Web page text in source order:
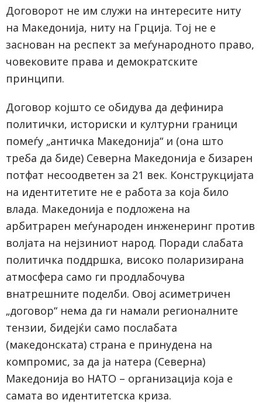
Договорот не им служи на интересите ниту
на Македонија, ниту на Грција. Тој не е
заснован на респект за меѓународното право,
човековите права и демократските
принципи.
Договор којшто се обидува да дефинира
политички, историски и културни граници
помеѓу „античка Македонија“ и (она што
треба да биде) Северна Македонија е бизарен
потфат несоодветен за 21 век. Конструкцијата
на идентитетите не е работа за која било
влада. Македонија е подложена на
арбитрарен меѓународен инженеринг против
волјата на нејзиниот народ. Поради слабата
политичка поддршка, високо поларизирана
атмосфера само ги продлабочува
внатрешните поделби. Овој асиметричен
„договор“ нема да ги намали регионалните
тензии, бидејќи само послабата
(македонската) страна е принудена на
компромис, за да ја натера (Северна)
Македонија во НАТО – организација која е
самата во идентитетска криза.